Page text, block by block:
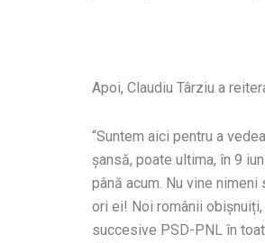
Apoi, Claudiu Târziu a
“Suntem aici pentru a
șansă, poate ultima, în 9
până acum. Nu vine
ori ei! Noi românii
succesive PSD-PNL în